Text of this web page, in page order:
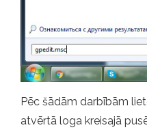
Pēc šādām darbībām
atvērtā loga kreisajā